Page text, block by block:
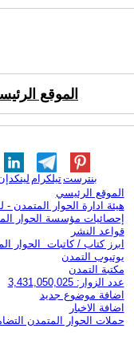
الموقع
تيلكرامبنترست
الموقع الرئيسي
هيئة ادارة الحوار المتمدن -
إحصائيات مؤسسة الحوار
قواعد النشر
ابرز كتاب / كاتبات الحوار
يوتيوب التمدن
مكتبة التمدن
عدد الزوار: 3,431,050,025
اضافة موضوع جديد
اضافة الاخبار
حملات الحوار المتمدن